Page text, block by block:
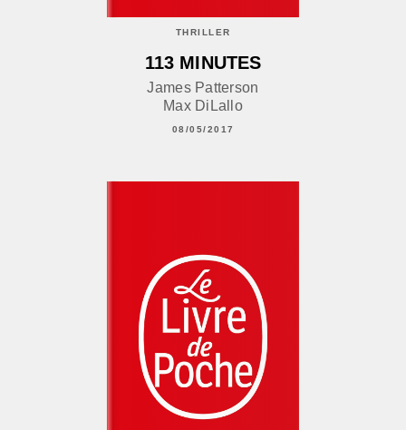
THRILLER
113 MINUTES
James Patterson
Max DiLallo
08/05/2017